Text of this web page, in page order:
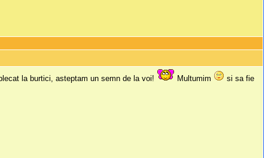
la burtici, asteptam un semn de la voi! Multumim si sa fie